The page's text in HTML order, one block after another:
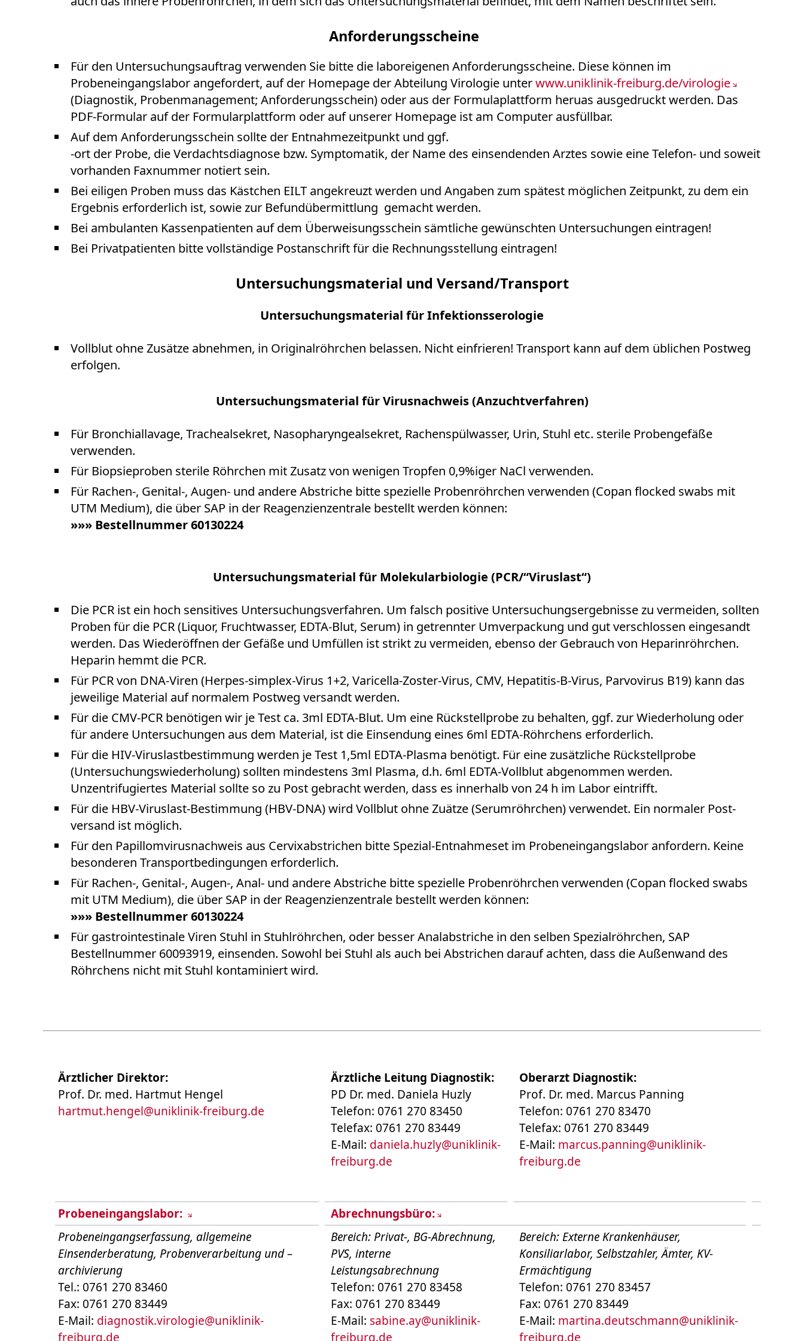
Zum Department
Anforderungsscheine
Für den Untersuchungsauftrag verwenden Sie bitte die laboreigenen Anfor­derungs­scheine. Diese können im
Probeneingangslabor angefordert, auf der Homepage der Abteilung Virologie unterwww.uniklinik-freiburg.de/virologie
(Diagnostik, Probenmanagement; Anforderungsschein) oder aus der Formulaplattform heruas ausgedruckt werden. Das
PDF-Formular auf der Formularplattform oder auf unserer Homepage ist am Computer ausfüllbar.
Auf dem Anforderungsschein sollte der Entnahmezeitpunkt und ggf.
-ort der Probe, die Verdachtsdiagnose bzw. Symptomatik, der Name des einsendenden Arztes sowie eine Telefon- und soweit
vorhanden Faxnummer notiert sein.
Bei eiligen Proben muss das Kästchen EILT angekreuzt werden und Angaben zum spätest möglichen Zeitpunkt, zu dem ein
Ergebnis erforderlich ist, sowie zur Befundübermittlung gemacht werden.
Bei ambulanten Kassenpatienten auf dem Überweisungsschein sämtliche gewünschten Untersuchungen eintragen!
Bei Privatpatienten bitte vollständige Postanschrift für die Rechnungsstellung eintragen!
Untersuchungsmaterial und Versand/Transport
Untersuchungsmaterial für Infektionsserologie
Vollblut ohne Zusätze abnehmen, in Originalröhrchen belassen. Nicht einfrieren! Transport kann auf dem üblichen Postweg
erfolgen.
Untersuchungsmaterial für Virusnachweis (Anzuchtverfahren)
Für Bronchiallavage, Trachealsekret, Nasopharyngealsekret, Rachen­spülwasser, Urin, Stuhl etc. sterile Probengefäße
verwenden.
Für Biopsieproben sterile Röhrchen mit Zusatz von wenigen Tropfen 0,9%iger NaCl verwenden.
Für Rachen-, Genital-, Augen- und andere Abstriche bitte spezielle Probenröhrchen verwenden (Copan flocked swabs mit
UTM Medium), die über SAP in der Reagenzienzentrale bestellt werden können:
»»» Bestellnummer 60130224
Untersuchungsmaterial für Molekularbiologie (PCR/“Viruslast“)
Die PCR ist ein hoch sensitives Untersuchungsverfahren. Um falsch positive Untersuchungsergebnisse zu vermeiden, sollten
Proben für die PCR (Liquor, Fruchtwasser, EDTA-Blut, Serum) in getrennter Umverpackung und gut verschlossen eingesandt
werden. Das Wiederöffnen der Gefäße und Umfüllen ist strikt zu vermeiden, ebenso der Gebrauch von Heparinröhrchen.
Heparin hemmt die PCR.
Für PCR von DNA-Viren (Herpes-simplex-Virus 1+2, Varicella-Zoster-Virus, CMV, Hepatitis-B-Virus, Parvovirus B19) kann das
jeweilige Material auf normalem Postweg versandt werden.
Für die CMV-PCR benötigen wir je Test ca. 3ml EDTA-Blut. Um eine Rückstellprobe zu behalten, ggf. zur Wiederholung oder
für andere Untersuchungen aus dem Material, ist die Einsendung eines 6ml EDTA-Röhrchens erforderlich.
Für die HIV-Viruslastbestimmung werden je Test 1,5ml EDTA-Plasma benötigt. Für eine zusätzliche Rückstellprobe
(Untersuchungswiederholung) sollten mindestens 3ml Plasma, d.h. 6ml EDTA-Vollblut abgenommen werden.
Unzentrifugiertes Material sollte so zu Post gebracht werden, dass es innerhalb von 24 h im Labor eintrifft.
Für die HBV-Viruslast-Bestimmung (HBV-DNA) wird Vollblut ohne Zuätze (Serumröhrchen) verwendet. Ein normaler Post­
versand ist möglich.
Für den Papillomvirusnachweis aus Cervixabstrichen bitte Spezial-Entnahmeset im Probeneingangslabor anfordern. Keine
besonderen Transportbedingungen erforderlich.
Für Rachen-, Genital-, Augen-, Anal- und andere Abstriche bitte spezielle Probenröhrchen verwenden (Copan flocked swabs
mit UTM Medium), die über SAP in der Reagenzienzentrale bestellt werden können:
»»» Bestellnummer 60130224
Für gastrointestinale Viren Stuhl in Stuhlröhrchen, oder besser Analabstriche in den selben Spezialröhrchen, SAP
Bestellnummer 60093919, einsenden. Sowohl bei Stuhl als auch bei Abstrichen darauf achten, dass die Außenwand des
Röhrchens nicht mit Stuhl kontaminiert wird.
Ärztlicher Direktor:
Prof. Dr. med. Hartmut Hengel
hartmut.hengel@uniklinik-freiburg.de
Ärztliche Leitung Diagnostik:
PD Dr. med. Daniela Huzly
Telefon: 0761 270 83450
Telefax: 0761 270 83449
E-Mail: daniela.huzly@uniklinik-
freiburg.de
Oberarzt Diagnostik:
Prof. Dr. med. Marcus Panning
Telefon: 0761 270 83470
Telefax: 0761 270 83449
E-Mail: marcus.panning@uniklinik-
freiburg.de
Probeneingangslabor:
Abrechnungsbüro:
Probeneingangserfassung, allgemeine
Einsenderberatung, Probenverarbeitung und –
archivierung
Tel.: 0761 270 83460
Fax: 0761 270 83449
E-Mail: diagnostik.virologie@uniklinik-
freiburg.de
Bereich: Privat-, BG-Abrechnung,
PVS, interne
Leistungsabrechnung
Telefon: 0761 270 83458
Fax: 0761 270 83449
E-Mail: sabine.ay@uniklinik-
freiburg.de
Bereich: Externe Krankenhäuser,
Konsiliarlabor, Selbstzahler, Ämter, KV-
Ermächtigung
Telefon: 0761 270 83457
Fax: 0761 270 83449
E-Mail: martina.deutschmann@uniklinik-
freiburg.de